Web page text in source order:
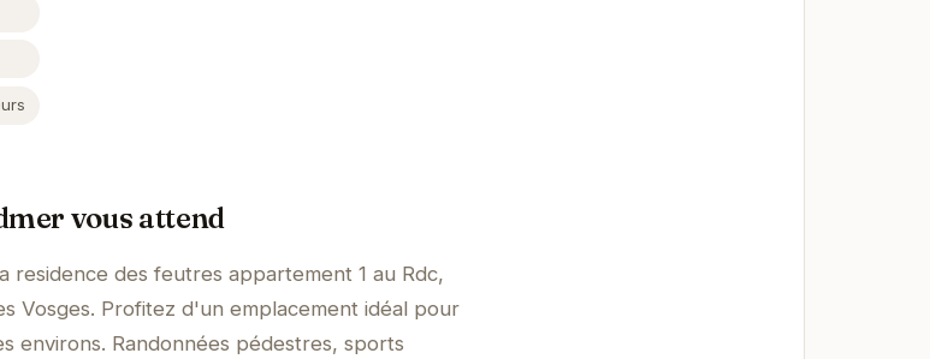
vous attend
residence des feutres appartement 1 au Rdc,
Vosges. Profitez d'un emplacement idéal pour
environs. Randonnées pédestres, sports